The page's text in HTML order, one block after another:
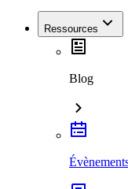
Ressources
Blog